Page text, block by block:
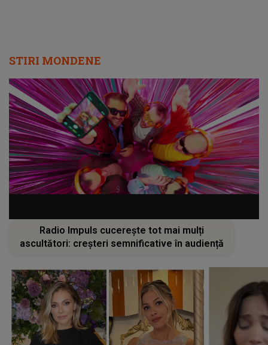
STIRI MONDENE
Radio Impuls cucerește tot mai mulți
ascultători: creșteri semnificative în audiență